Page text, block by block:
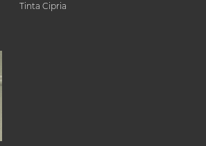
Tinta Cipria